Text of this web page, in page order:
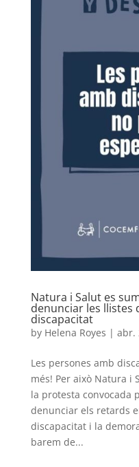
Natura i Salut es
denunciar les llistes
discapacitat
by Helena Royes | abr.
Les persones amb
més! Per això Natura i
la protesta convocada
denunciar els retards
discapacitat i la
barem de...